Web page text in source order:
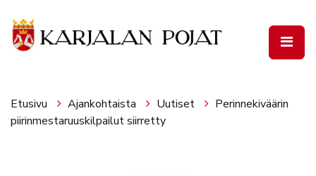
Etusivu Ajankohtaista Uutiset
Perinnekiväärin
piirinmestaruuskilpailut siirretty